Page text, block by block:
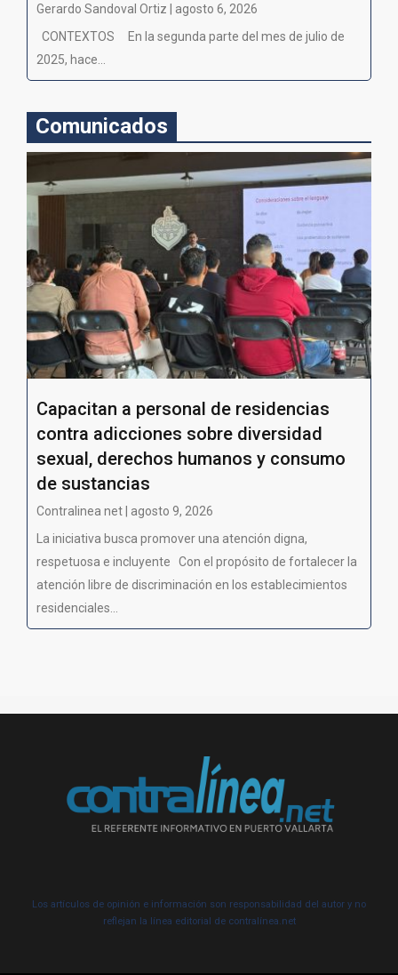
Gerardo Sandoval Ortiz | agosto 6, 2026
CONTEXTOS En la segunda parte del mes de julio de
2025, hace...
Comunicados
Capacitan a personal de residencias
contra adicciones sobre diversidad
sexual, derechos humanos y consumo
de sustancias
Contralinea net | agosto 9, 2026
La iniciativa busca promover una atención digna,
respetuosa e incluyente Con el propósito de fortalecer la
atención libre de discriminación en los establecimientos
residenciales...
Los artículos de opinión e información son responsabilidad del autor y no
reflejan la línea editorial de contralínea.net